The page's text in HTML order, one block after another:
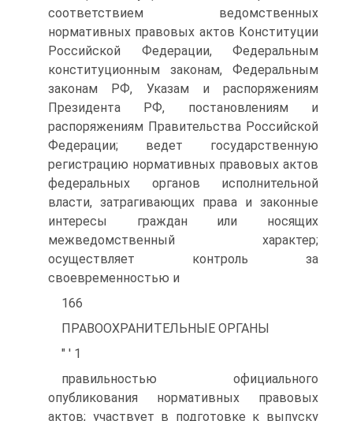
соответствием ведомственных
нормативных правовых актов Конституции
Российской Федерации, Федеральным
конституционным законам, Федеральным
законам РФ, Указам и распоряжениям
Президента РФ, постановлениям и
распоряжениям Правительства Российской
Федерации; ведет государственную
регистрацию нормативных правовых актов
федеральных органов исполнительной
власти, затрагивающих права и законные
интересы граждан или носящих
межведомственный характер;
осуществляет контроль за
своевременностью и
166
ПРАВООХРАНИТЕЛЬНЫЕ ОРГАНЫ
" ' 1
правильностью официального
опубликования нормативных правовых
актов; участвует в подготовке к выпуску